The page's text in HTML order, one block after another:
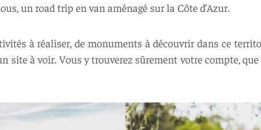
un road trip en van aménagé sur la Côte d’Azur.
à réaliser, de monuments à découvrir dans ce
site à voir. Vous y trouverez sûrement votre compte,